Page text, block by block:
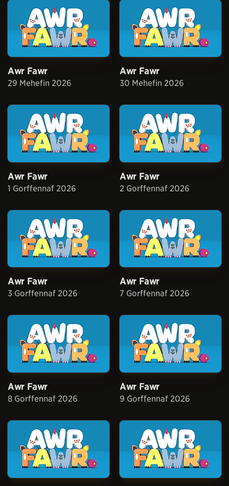
Awr Fawr
29 Mehefin 2026
Awr Fawr
30 Mehefin 2026
Awr Fawr
1 Gorffennaf 2026
Awr Fawr
2 Gorffennaf 2026
Awr Fawr
3 Gorffennaf 2026
Awr Fawr
7 Gorffennaf 2026
Awr Fawr
8 Gorffennaf 2026
Awr Fawr
9 Gorffennaf 2026